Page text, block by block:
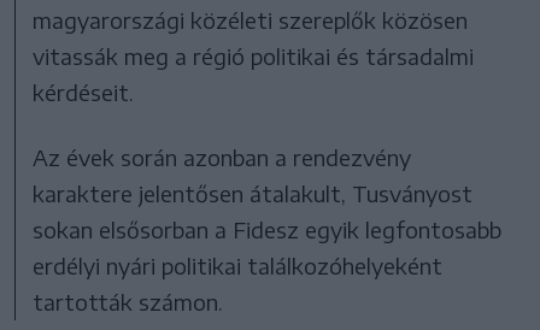
magyarországi közéleti szereplők közösen
vitassák meg a régió politikai és társadalmi
kérdéseit.
Az évek során azonban a rendezvény
karaktere jelentősen átalakult, Tusványost
sokan elsősorban a Fidesz egyik legfontosabb
erdélyi nyári politikai találkozóhelyeként
tartották számon.